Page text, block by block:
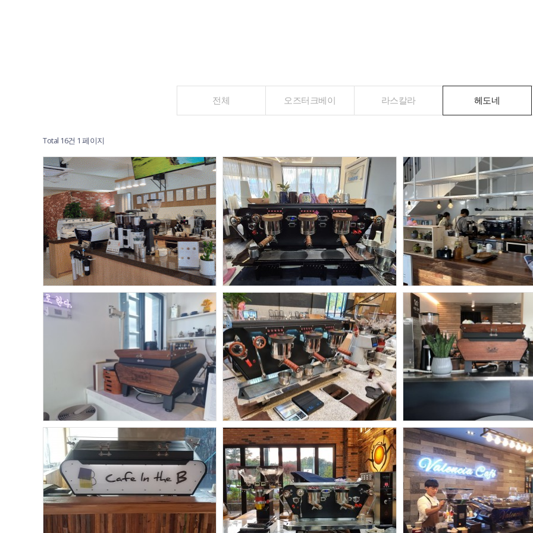
전체 오즈터크베이 라스칼라 헤도네
Total 16건 1 페이지
헤도네
거창-헤도네포화
.
헤도네
헤도네포화3그룹패키지
헤도네
헤도네 포화3그
헤도네
포화 2구 패키지
.
헤도네
헤도네 트리톤 포화 /
허니그라인더
헤도네
샤를몽탁